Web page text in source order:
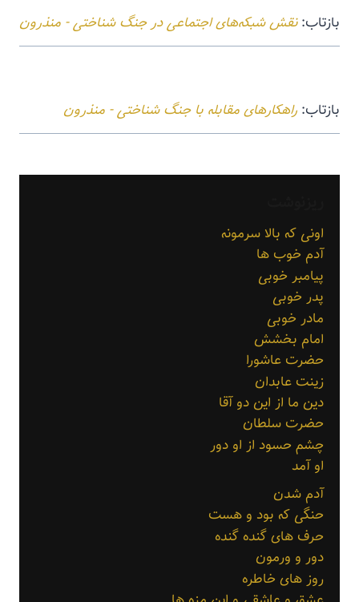
بازتاب:نقش شبکه‌های اجتماعی در جنگ شناختی - منذرون
بازتاب: راهکارهای مقابله با جنگ شناختی - منذرون
اونی که بالا سرمونه
آدم خوب ها
پیامبر خوبی
پدر خوبی
مادر خوبی
امام بخشش
حضرت عاشورا
زینت عابدان
دین ما از این دو آقا
حضرت سلطان
چشم حسود از او دور
او آمد
آدم شدن
حنگی که بود و هست
حرف های گنده گنده
دور و ورمون
روز های خاطره